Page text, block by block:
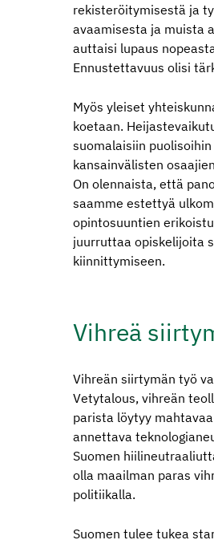
rekisteröitymisestä ja
avaamisesta ja muista
auttaisi lupaus
Ennustettavuus olisi
Myös yleiset
koetaan.
suomalaisiin
kansainvälisten
On olennaista, että
saamme estettyä
opintosuuntien
juurruttaa opiskelijoita
kiinnittymiseen.
Vihreä
Vihreän siirtymän työ
Vetytalous, vihreän
parista löytyy
annettava
Suomen
olla maailman paras
politiikalla.
Suomen tulee tukea